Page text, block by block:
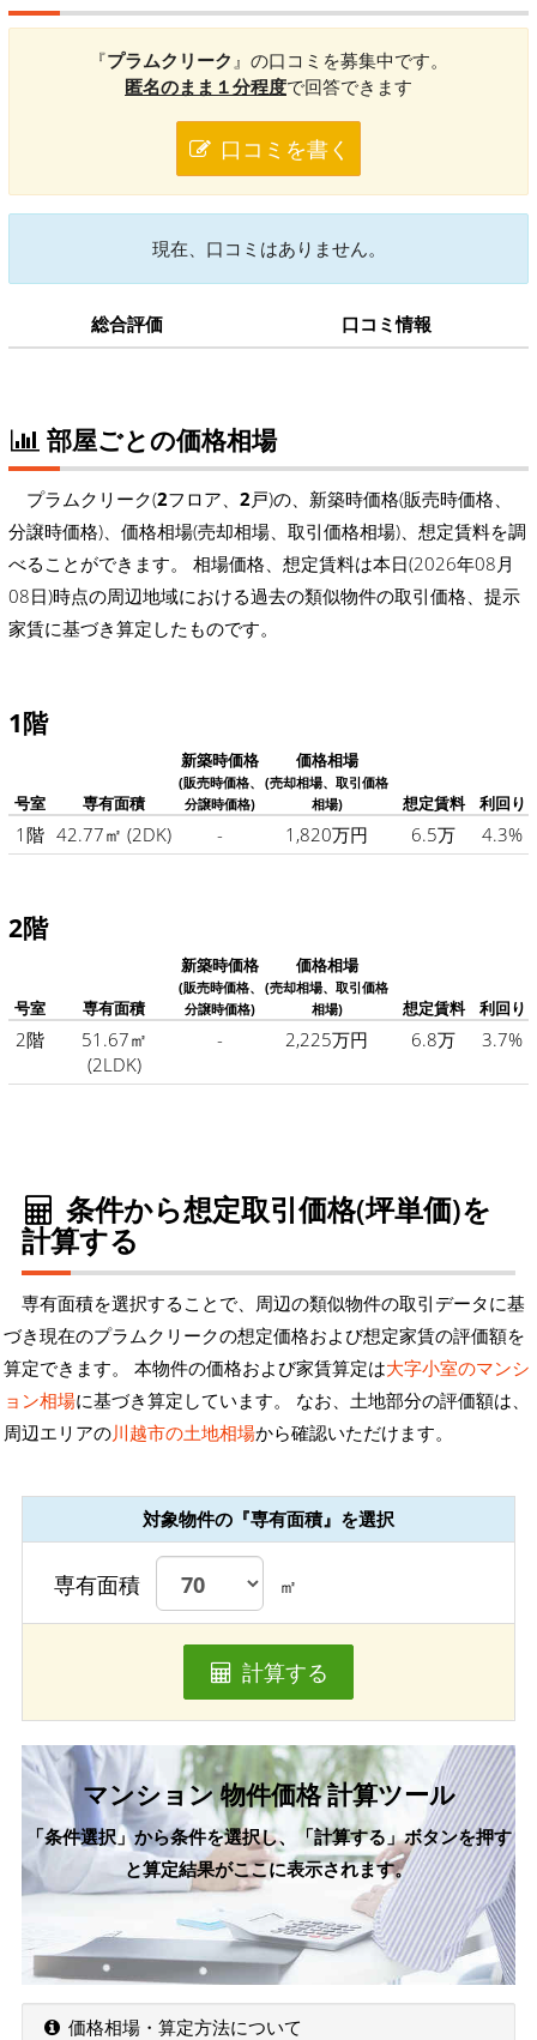
『プラムクリーク 』の口コミを募集中です。
匿名のまま１分程度で回答できます
口コミを書く
現在、口コミはありません。
総合評価 口コミ情報
部屋ごとの価格相場
プラムクリーク(2フロア、 2戸)の、新築時価格(販売時価格、
分譲時価格)、価格相場(売却相場、取引価格相場)、想定賃料を調
べることができます。 相場価格、想定賃料は本日(2026年08月
08日)時点の周辺地域における過去の類似物件の取引価格、提示
家賃に基づき算定したものです。
1階
号室 専有面積
新築時価格
(販売時価格、
分譲時価格)
価格相場
(売却相場、取引価格
相場)
想定賃料 利回り
1階 42.77㎡ (2DK) - 1,820万円 6.5万 4.3%
2階
号室 専有面積
新築時価格
(販売時価格、
分譲時価格)
価格相場
(売却相場、取引価格
相場)
想定賃料 利回り
2階
51.67㎡
(2LDK)
- 2,225万円 6.8万 3.7%
条件から想定取引価格(坪単価)を
計算する
専有面積を選択することで、周辺の類似物件の取引データに基
づき現在のプラムクリークの想定価格および想定家賃の評価額を
算定できます。 本物件の価格および家賃算定は大字小室のマンシ
ョン相場に基づき算定しています。 なお、土地部分の評価額は、
周辺エリアの川越市の土地相場から確認いただけます。
対象物件の『専有面積』を選択
専有面積 ㎡
計算する
マンション 物件価格 計算ツール
「条件選択」から条件を選択し、「計算する」ボタンを押す
と算定結果がここに表示されます。
価格相場・算定方法について